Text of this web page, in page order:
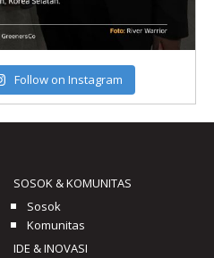
Follow on Instagram
SOSOK & KOMUNITAS
Sosok
Komunitas
IDE & INOVASI